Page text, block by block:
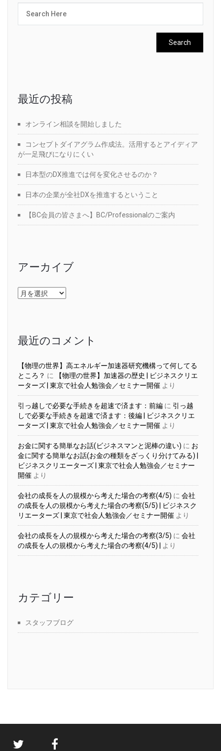
最近の投稿
オンライン相談を開始しました
コンセプトダイアグラム作成法。活用するとアイディア
が一足飛びになりにくい
日本型のDX推進では何を変化させるのか？
日本の企業が全社DXを推進するということ
【BC会員の皆さまへ】BC/Professionalのご案内
アーカイブ
ア
ー
最近のコメント
【物理の世界】高エネルギー加速器研究機構って何してる
ところ？ に
【物理の世界】加速器の歴史 | ビジネスクリエ
ーターズ | 東京で社会人勉強会／セミナー開催 より
引っ越しで必要な手続きを超速で済ます：前編 に 引っ越
しで必要な手続きを超速で済ます：後編 | ビジネスクリエ
ーターズ | 東京で社会人勉強会／セミナー開催 より
お金に関する簡単なお話(ビジネスマンと泥棒の違い) に お
金に関する簡単なお話(お金の種類をざっくり分けてみる) |
ビジネスクリエーターズ | 東京で社会人勉強会／セミナー
開催 より
会社の成長を人の規模から考えた場合の考察(4/5) に 会社
の成長を人の規模から考えた場合の考察(5/5) | ビジネスク
リエーターズ | 東京で社会人勉強会／セミナー開催 より
会社の成長を人の規模から考えた場合の考察(3/5) に 会社
の成長を人の規模から考えた場合の考察(4/5) |
より
カテゴリー
スタッフブログ